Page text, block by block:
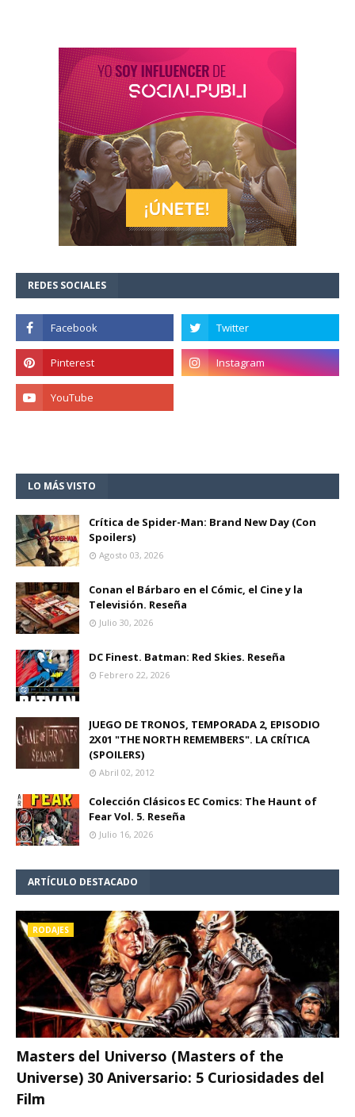
REDES SOCIALES
LO MÁS VISTO
Crítica de Spider-Man: Brand New Day (Con
Spoilers)
Agosto 03, 2026
Conan el Bárbaro en el Cómic, el Cine y la
Televisión. Reseña
Julio 30, 2026
DC Finest. Batman: Red Skies. Reseña
Febrero 22, 2026
JUEGO DE TRONOS, TEMPORADA 2, EPISODIO
2X01 "THE NORTH REMEMBERS". LA CRÍTICA
(SPOILERS)
Abril 02, 2012
Colección Clásicos EC Comics: The Haunt of
Fear Vol. 5. Reseña
Julio 16, 2026
ARTÍCULO DESTACADO
RODAJES
Masters del Universo (Masters of the
Universe) 30 Aniversario: 5 Curiosidades del
Film